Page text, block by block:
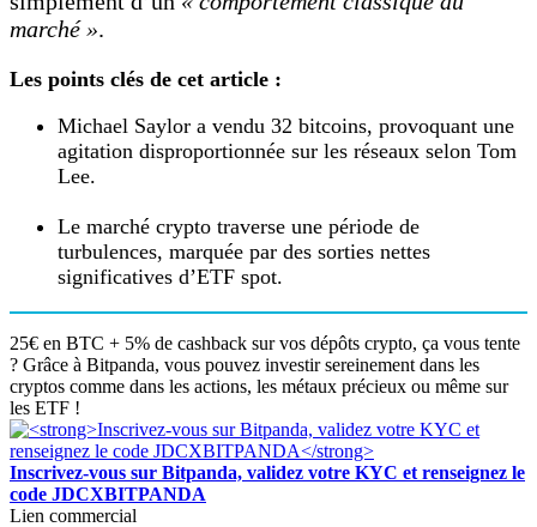
marché ».
Les points clés de cet article :
Michael Saylor a vendu 32 bitcoins, provoquant une
agitation disproportionnée sur les réseaux selon Tom
Lee.
Le marché crypto traverse une période de
turbulences, marquée par des sorties nettes
significatives d’ETF spot.
25€ en BTC + 5% de cashback sur vos dépôts crypto, ça vous tente
? Grâce à Bitpanda, vous pouvez investir sereinement dans les
cryptos comme dans les actions, les métaux précieux ou même sur
les ETF !
Inscrivez-vous sur Bitpanda, validez votre KYC et renseignez le
code JDCXBITPANDA
Lien commercial